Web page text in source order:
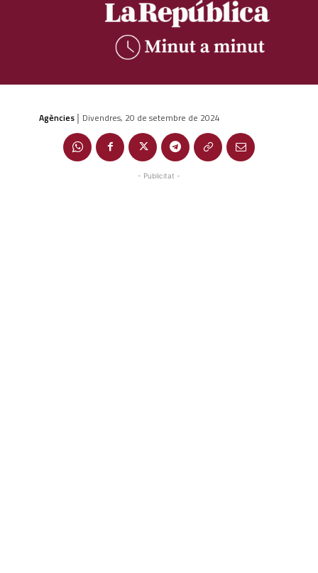
Agències | Divendres, 20 de setembre de 2024
- Publicitat -